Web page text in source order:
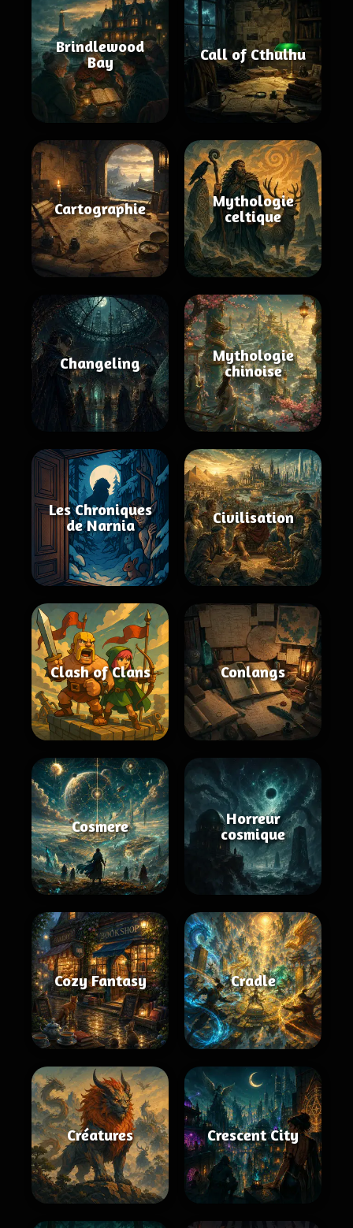
Brindlewood
Bay
Call of Cthulhu
Cartographie
Mythologie
celtique
Changeling
Mythologie
chinoise
Les Chroniques
de Narnia
Civilisation
Clash of Clans Conlangs
Cosmere
Horreur
cosmique
Cozy Fantasy Cradle
Créatures Crescent City